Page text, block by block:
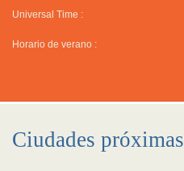
Universal Time :
Horario de verano :
Ciudades próximas